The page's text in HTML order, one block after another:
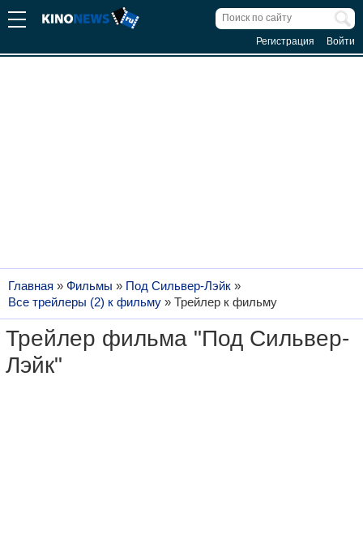
Регистрация Войти
Главная » Фильмы » Под Сильвер-Лэйк »
Все трейлеры (2) к фильму » Трейлер к фильму
Трейлер фильма "Под Сильвер-
Лэйк"